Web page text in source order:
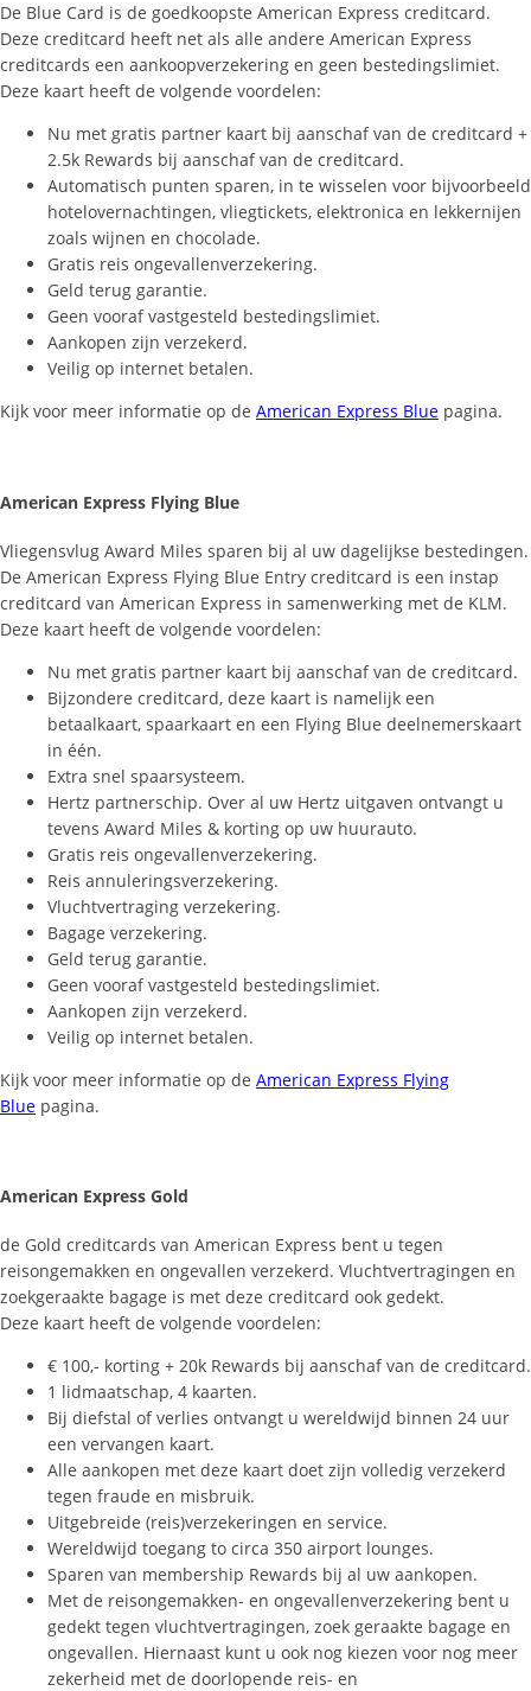
De Blue Card is de goedkoopste American Express creditcard.
Deze creditcard heeft net als alle andere American Express
creditcards een aankoopverzekering en geen bestedingslimiet.
Deze kaart heeft de volgende voordelen:
Nu met gratis partner kaart bij aanschaf van de creditcard +
2.5k Rewards bij aanschaf van de creditcard.
Automatisch punten sparen, in te wisselen voor bijvoorbeeld
hotelovernachtingen, vliegtickets, elektronica en lekkernijen
zoals wijnen en chocolade.
Gratis reis ongevallenverzekering.
Geld terug garantie.
Geen vooraf vastgesteld bestedingslimiet.
Aankopen zijn verzekerd.
Veilig op internet betalen.
Kijk voor meer informatie op de American Express Blue pagina.
American Express Flying Blue
Vliegensvlug Award Miles sparen bij al uw dagelijkse bestedingen.
De American Express Flying Blue Entry creditcard is een instap
creditcard van American Express in samenwerking met de KLM.
Deze kaart heeft de volgende voordelen:
Nu met gratis partner kaart bij aanschaf van de creditcard.
Bijzondere creditcard, deze kaart is namelijk een
betaalkaart, spaarkaart en een Flying Blue deelnemerskaart
in één.
Extra snel spaarsysteem.
Hertz partnerschip. Over al uw Hertz uitgaven ontvangt u
tevens Award Miles & korting op uw huurauto.
Gratis reis ongevallenverzekering.
Reis annuleringsverzekering.
Vluchtvertraging verzekering.
Bagage verzekering.
Geld terug garantie.
Geen vooraf vastgesteld bestedingslimiet.
Aankopen zijn verzekerd.
Veilig op internet betalen.
Kijk voor meer informatie op de American Express Flying
Blue pagina.
American Express Gold
de Gold creditcards van American Express bent u tegen
reisongemakken en ongevallen verzekerd. Vluchtvertragingen en
zoekgeraakte bagage is met deze creditcard ook gedekt.
Deze kaart heeft de volgende voordelen:
€ 100,- korting + 20k Rewards bij aanschaf van de creditcard.
1 lidmaatschap, 4 kaarten.
Bij diefstal of verlies ontvangt u wereldwijd binnen 24 uur
een vervangen kaart.
Alle aankopen met deze kaart doet zijn volledig verzekerd
tegen fraude en misbruik.
Uitgebreide (reis)verzekeringen en service.
Wereldwijd toegang to circa 350 airport lounges.
Sparen van membership Rewards bij al uw aankopen.
Met de reisongemakken- en ongevallenverzekering bent u
gedekt tegen vluchtvertragingen, zoek geraakte bagage en
ongevallen. Hiernaast kunt u ook nog kiezen voor nog meer
zekerheid met de doorlopende reis- en